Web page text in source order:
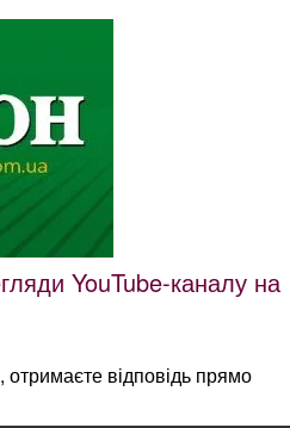
YouTube-каналу на
відповідь прямо